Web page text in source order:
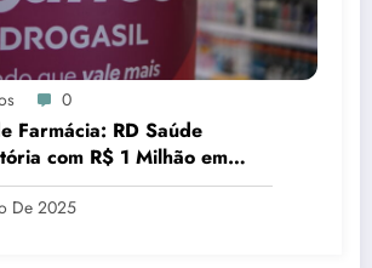
0
Farmácia: RD Saúde
com R$ 1 Milhão em
De 2025